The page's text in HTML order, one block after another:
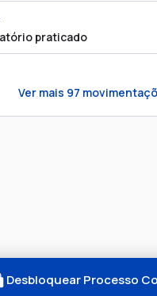
praticado
Ver mais 97
Desbloquear Processo